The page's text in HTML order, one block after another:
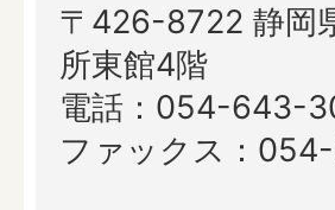
〒426-8722 静岡
所東館4階
電話：054-643-
ファックス：